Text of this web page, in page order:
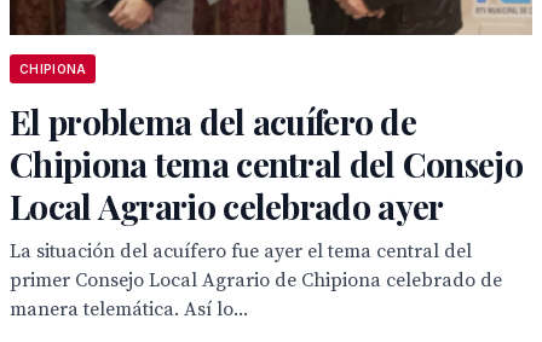
CHIPIONA
El problema del acuífero de
Chipiona tema central del Consejo
Local Agrario celebrado ayer
La situación del acuífero fue ayer el tema central del
primer Consejo Local Agrario de Chipiona celebrado de
manera telemática. Así lo...